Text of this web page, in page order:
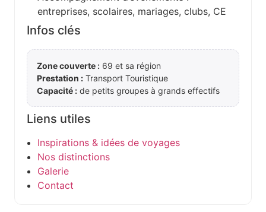
entreprises, scolaires, mariages, clubs, CE
Infos clés
Zone couverte : 69 et sa région
Prestation : Transport Touristique
Capacité : de petits groupes à grands effectifs
Liens utiles
Inspirations & idées de voyages
Nos distinctions
Galerie
Contact